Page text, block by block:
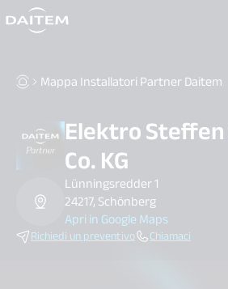
search.label
Mappa Installatori Partner Daitem
Elektro
Co. KG
Lünningsredder 1
24217, Schönberg
Apri in Google Maps
Richiedi un preventivo Chiamaci